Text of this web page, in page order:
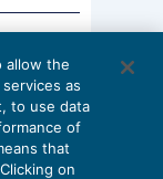
le
allow the
as
to use data
of
that
on